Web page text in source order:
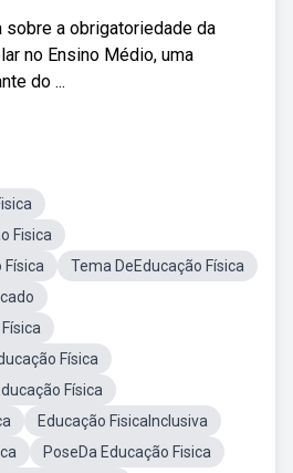
sobre a obrigatoriedade da
no Ensino Médio, uma
do ...
Fisica
Física
Tema DeEducação Física
Física
Física
Educação FisicaInclusiva
PoseDa Educação Fisica